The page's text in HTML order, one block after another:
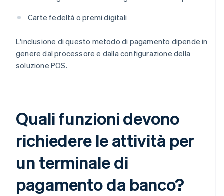
Carte fedeltà o premi digitali
L'inclusione di questo metodo di pagamento dipende in
genere dal processore e dalla configurazione della
soluzione POS.
Quali funzioni devono
richiedere le attività per
un terminale di
pagamento da banco?